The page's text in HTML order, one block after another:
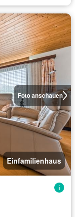
Foto anschauen
Einfamilienhaus